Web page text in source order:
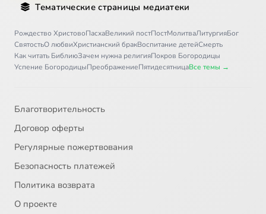
Тематические страницы медиатеки
Рождество ХристовоПасхаВеликий постПостМолитваЛитургияБог
СвятостьО любвиХристианский бракВоспитание детейСмерть
Как читать БиблиюЗачем нужна религияПокров Богородицы
Успение БогородицыПреображениеПятидесятницаВсе темы →
Благотворительность
Договор оферты
Регулярные пожертвования
Безопасность платежей
Политика возврата
О проекте